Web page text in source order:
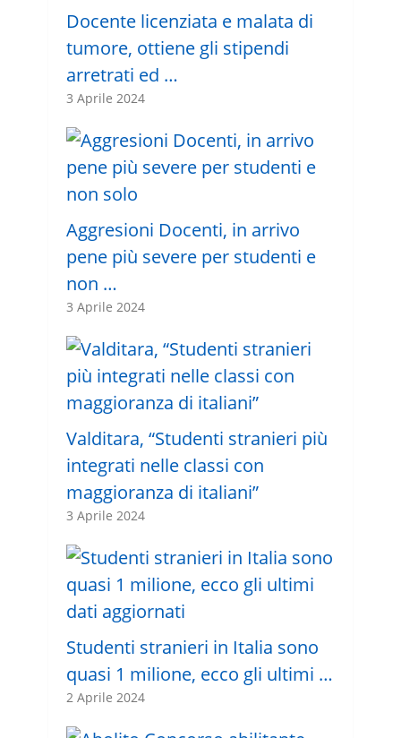
Docente licenziata e malata di
tumore, ottiene gli stipendi
arretrati ed …
3 Aprile 2024
Aggresioni Docenti, in arrivo
pene più severe per studenti e
non …
3 Aprile 2024
Valditara, “Studenti stranieri più
integrati nelle classi con
maggioranza di italiani”
3 Aprile 2024
Studenti stranieri in Italia sono
quasi 1 milione, ecco gli ultimi …
2 Aprile 2024